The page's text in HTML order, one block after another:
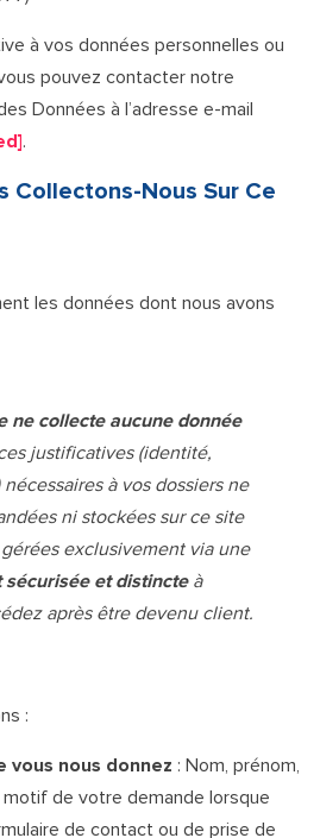
à vos données personnelles ou
pouvez contacter notre
Données à l’adresse e-mail
.
Collectons-Nous Sur Ce
les données dont nous avons
ne collecte aucune donnée
justificatives (identité,
à vos dossiers ne
ni stockées sur ce site
exclusivement via une
et distincteà
après être devenu client.
:
vous nous donnez : Nom, prénom,
de votre demande lorsque
de contact ou de prise de